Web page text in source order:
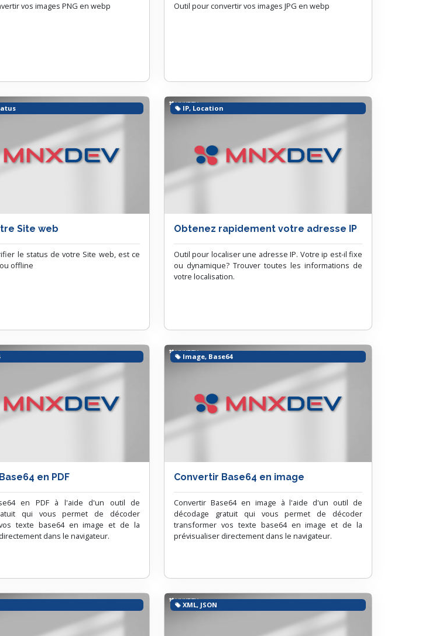
vos images PNG en webp Outil pour convertir vos images JPG en webp
Site web
le status de votre Site web, est ce
offline
Obtenez rapidement votre adresse IP
Outil pour localiser une adresse IP. Votre ip est-il fixe
ou dynamique? Trouver toutes les informations de
votre localisation.
IP, Location
en PDF
en PDF à l'aide d'un outil de
qui vous permet de décoder
texte base64 en image et de la
dans le navigateur.
Convertir Base64 en image
Convertir Base64 en image à l'aide d'un outil de
décodage gratuit qui vous permet de décoder
transformer vos texte base64 en image et de la
prévisualiser directement dans le navigateur.
Image, Base64
XML, JSON